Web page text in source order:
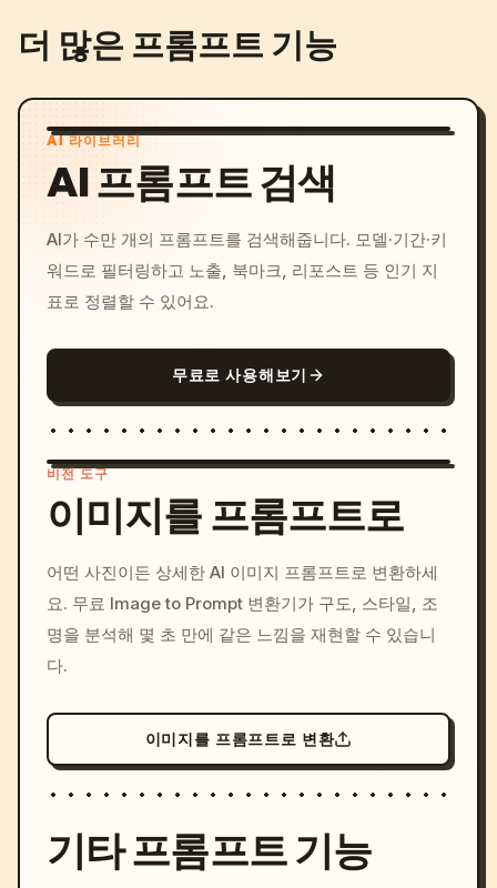
더 많은 프롬프트 기능
AI 라이브러리
AI 프롬프트 검색
AI가 수만 개의 프롬프트를 검색해줍니다. 모델·기간·키
워드로 필터링하고 노출, 북마크, 리포스트 등 인기 지
표로 정렬할 수 있어요.
무료로 사용해보기
c, cyberpunk sunset, neon
colors, 8k --v 6.0
비전 도구
이미지를 프롬프트로
어떤 사진이든 상세한 AI 이미지 프롬프트로 변환하세
요. 무료 Image to Prompt 변환기가 구도, 스타일, 조
명을 분석해 몇 초 만에 같은 느낌을 재현할 수 있습니
다.
이미지를 프롬프트로 변환
기타 프롬프트 기능